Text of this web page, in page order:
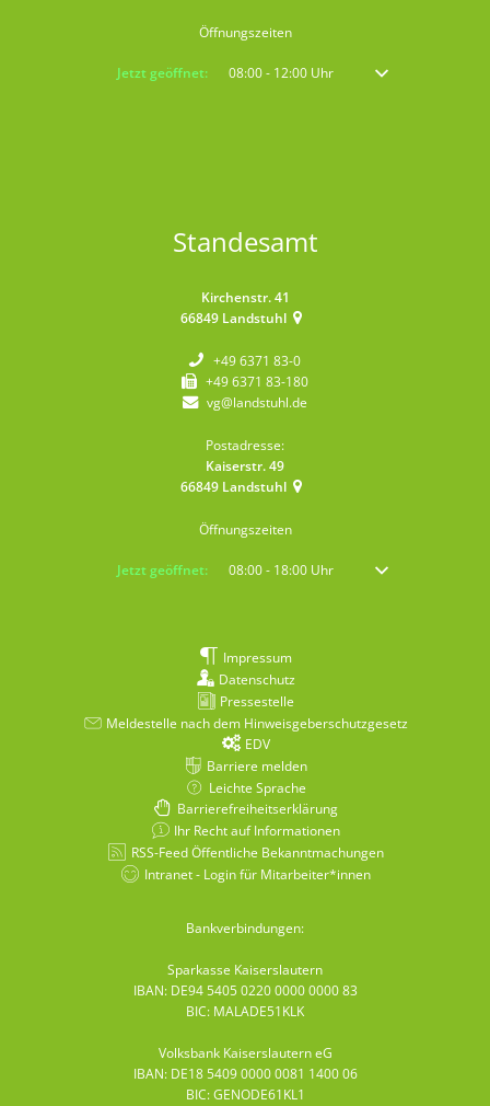
Öffnungszeiten
Klicken, um weitere Öffnungs- oder Schließzeiten auszublenden
Jetzt geöffnet: 08:00- 12:00Uhr Von 08:00 bis 12:00
Standesamt
Kirchenstr. 41
66849 Landstuhl
+49 6371 83-0
+49 6371 83-180
vg@landstuhl.de
Postadresse:
Kaiserstr. 49
66849 Landstuhl
Öffnungszeiten
Klicken, um weitere Öffnungs- oder Schließzeiten auszublenden
Jetzt geöffnet: 08:00- 18:00Uhr Von 08:00 bis 18:00
Impressum
Datenschutz
Pressestelle
Meldestelle nach dem Hinweisgeberschutzgesetz
EDV
Barriere melden
Leichte Sprache
Barrierefreiheitserklärung
Ihr Recht auf Informationen
RSS-Feed Öffentliche Bekanntmachungen
Intranet - Login für Mitarbeiter*innen
Bankverbindungen:
Sparkasse Kaiserslautern
IBAN: DE94 5405 0220 0000 0000 83
BIC: MALADE51KLK
Volksbank Kaiserslautern eG
IBAN: DE18 5409 0000 0081 1400 06
BIC: GENODE61KL1